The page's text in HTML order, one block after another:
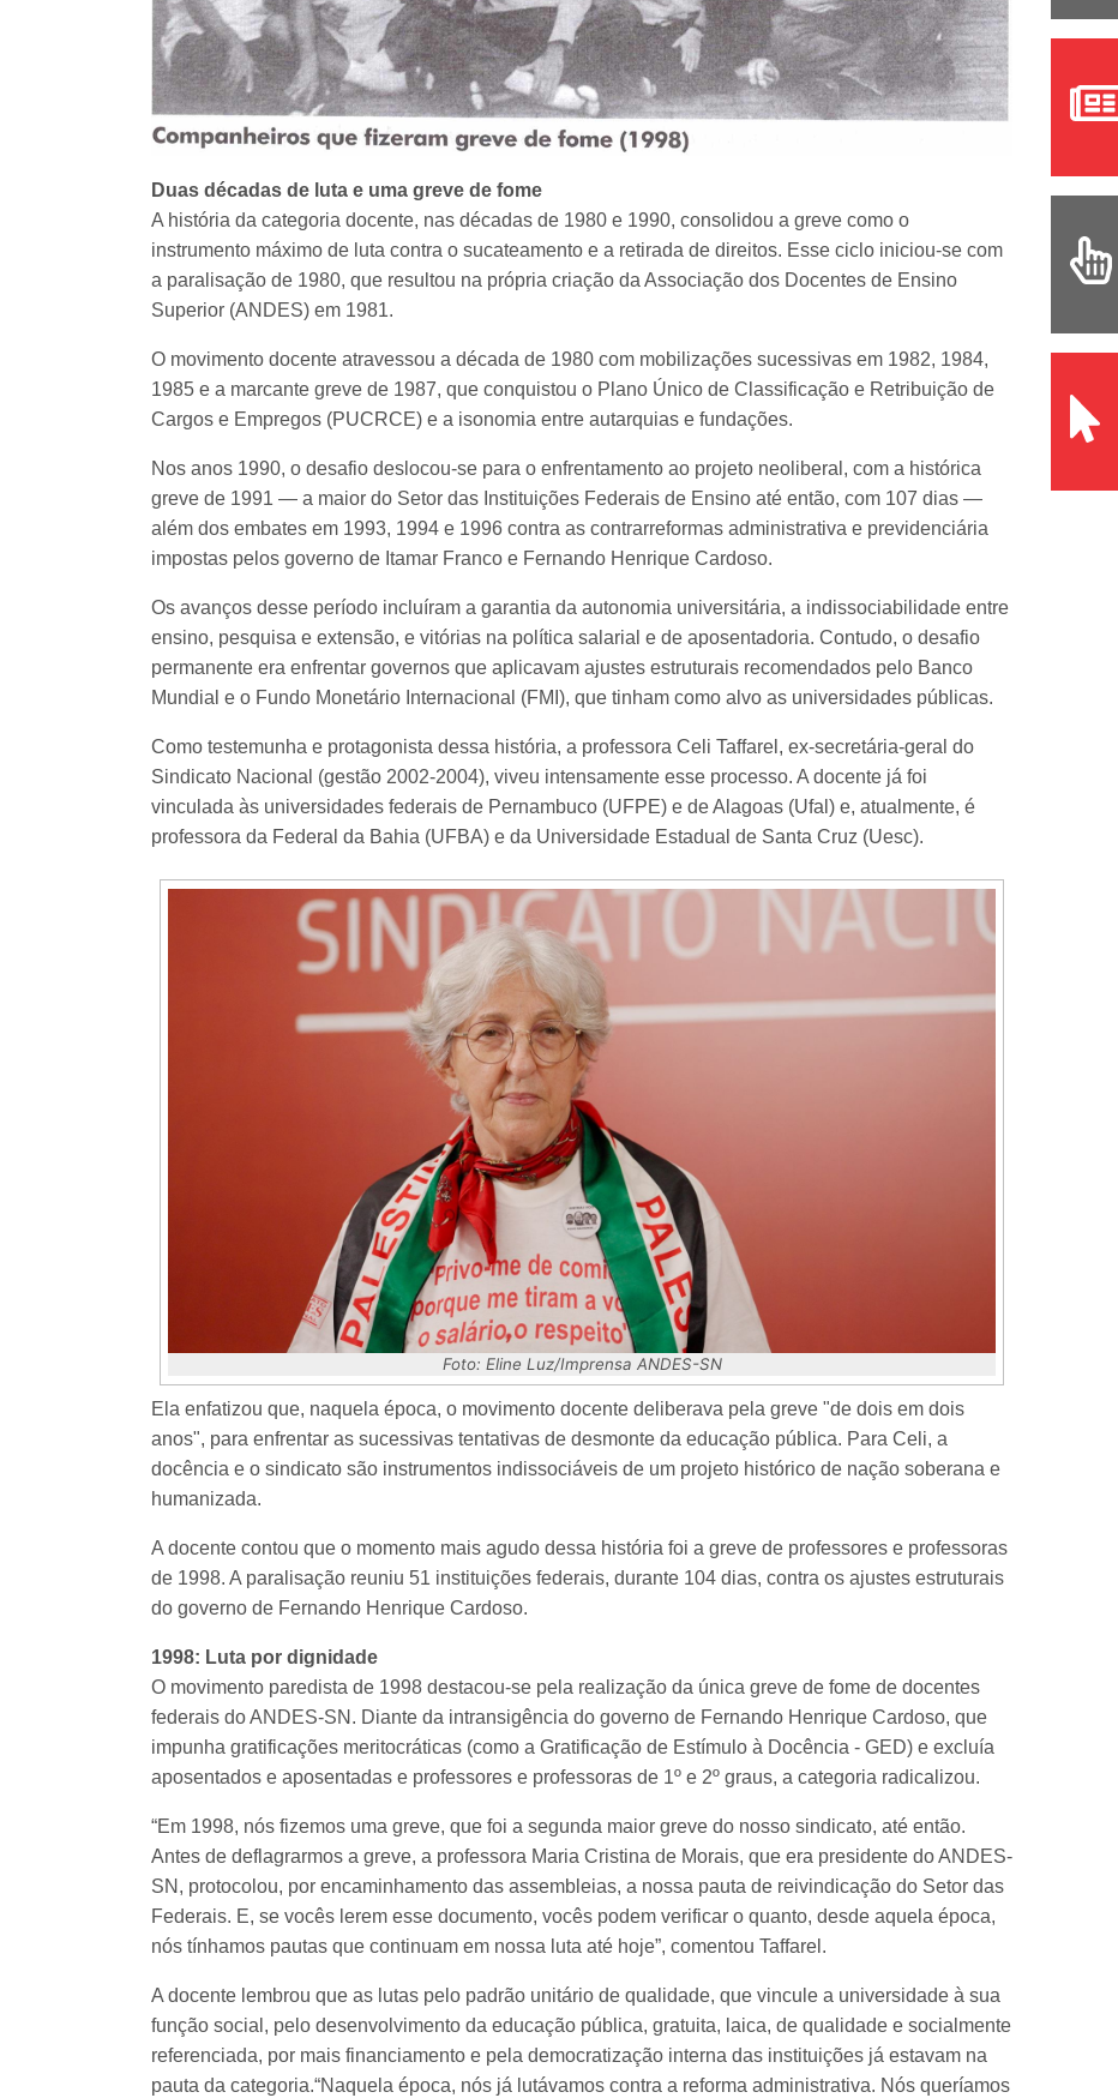
Duas décadas de luta e uma greve de fome
A história da categoria docente, nas décadas de 1980 e 1990, consolidou a greve como o
instrumento máximo de luta contra o sucateamento e a retirada de direitos. Esse ciclo iniciou-se com
a paralisação de 1980, que resultou na própria criação da Associação dos Docentes de Ensino
Superior (ANDES) em 1981.
O movimento docente atravessou a década de 1980 com mobilizações sucessivas em 1982, 1984,
1985 e a marcante greve de 1987, que conquistou o Plano Único de Classificação e Retribuição de
Cargos e Empregos (PUCRCE) e a isonomia entre autarquias e fundações.
Nos anos 1990, o desafio deslocou-se para o enfrentamento ao projeto neoliberal, com a histórica
greve de 1991 — a maior do Setor das Instituições Federais de Ensino até então, com 107 dias —
além dos embates em 1993, 1994 e 1996 contra as contrarreformas administrativa e previdenciária
impostas pelos governo de Itamar Franco e Fernando Henrique Cardoso.
Os avanços desse período incluíram a garantia da autonomia universitária, a indissociabilidade entre
ensino, pesquisa e extensão, e vitórias na política salarial e de aposentadoria. Contudo, o desafio
permanente era enfrentar governos que aplicavam ajustes estruturais recomendados pelo Banco
Mundial e o Fundo Monetário Internacional (FMI), que tinham como alvo as universidades públicas.
Como testemunha e protagonista dessa história, a professora Celi Taffarel, ex-secretária-geral do
Sindicato Nacional (gestão 2002-2004), viveu intensamente esse processo. A docente já foi
vinculada às universidades federais de Pernambuco (UFPE) e de Alagoas (Ufal) e, atualmente, é
professora da Federal da Bahia (UFBA) e da Universidade Estadual de Santa Cruz (Uesc).
Foto: Eline Luz/Imprensa ANDES-SN
Ela enfatizou que, naquela época, o movimento docente deliberava pela greve "de dois em dois
anos", para enfrentar as sucessivas tentativas de desmonte da educação pública. Para Celi, a
docência e o sindicato são instrumentos indissociáveis de um projeto histórico de nação soberana e
humanizada.
A docente contou que o momento mais agudo dessa história foi a greve de professores e professoras
de 1998. A paralisação reuniu 51 instituições federais, durante 104 dias, contra os ajustes estruturais
do governo de Fernando Henrique Cardoso.
1998: Luta por dignidade
O movimento paredista de 1998 destacou-se pela realização da única greve de fome de docentes
federais do ANDES-SN. Diante da intransigência do governo de Fernando Henrique Cardoso, que
impunha gratificações meritocráticas (como a Gratificação de Estímulo à Docência - GED) e excluía
aposentados e aposentadas e professores e professoras de 1º e 2º graus, a categoria radicalizou.
“Em 1998, nós fizemos uma greve, que foi a segunda maior greve do nosso sindicato, até então.
Antes de deflagrarmos a greve, a professora Maria Cristina de Morais, que era presidente do ANDES-
SN, protocolou, por encaminhamento das assembleias, a nossa pauta de reivindicação do Setor das
Federais. E, se vocês lerem esse documento, vocês podem verificar o quanto, desde aquela época,
nós tínhamos pautas que continuam em nossa luta até hoje”, comentou Taffarel.
A docente lembrou que as lutas pelo padrão unitário de qualidade, que vincule a universidade à sua
função social, pelo desenvolvimento da educação pública, gratuita, laica, de qualidade e socialmente
referenciada, por mais financiamento e pela democratização interna das instituições já estavam na
pauta da categoria.“Naquela época, nós já lutávamos contra a reforma administrativa. Nós queríamos